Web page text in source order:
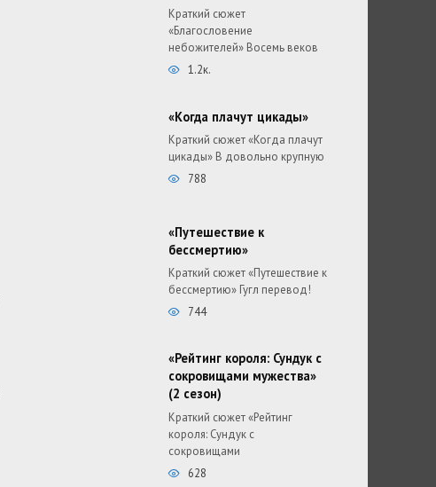
Краткий сюжет
«Благословение
небожителей» Восемь веков
1.2к.
«Когда плачут цикады»
Краткий сюжет «Когда плачут
цикады» В довольно крупную
788
«Путешествие к
бессмертию»
Краткий сюжет «Путешествие к
бессмертию» Гугл перевод!
744
«Рейтинг короля: Сундук с
сокровищами мужества»
(2 сезон)
Краткий сюжет «Рейтинг
короля: Сундук с
сокровищами
628